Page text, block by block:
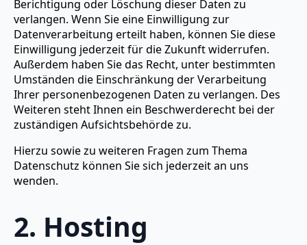
Berichtigung oder Löschung dieser Daten zu
verlangen. Wenn Sie eine Einwilligung zur
Datenverarbeitung erteilt haben, können Sie diese
Einwilligung jederzeit für die Zukunft widerrufen.
Außerdem haben Sie das Recht, unter bestimmten
Umständen die Einschränkung der Verarbeitung
Ihrer personenbezogenen Daten zu verlangen. Des
Weiteren steht Ihnen ein Beschwerderecht bei der
zuständigen Aufsichtsbehörde zu.
Hierzu sowie zu weiteren Fragen zum Thema
Datenschutz können Sie sich jederzeit an uns
wenden.
2. Hosting